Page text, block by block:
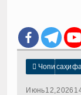
 Чопи
Июнь 12, 2026